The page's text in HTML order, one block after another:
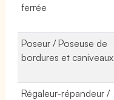
ferrée
Poseur / Poseuse de
bordures et caniveaux
Régaleur-répandeur /